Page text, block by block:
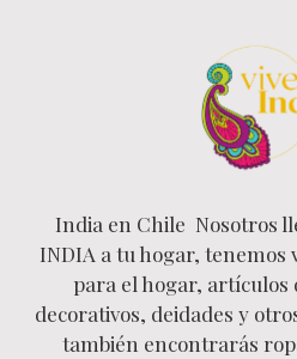
India en Chile Nosotros
INDIA a tu hogar, tenemos
para el hogar, artículos
decorativos, deidades y
también encontrarás